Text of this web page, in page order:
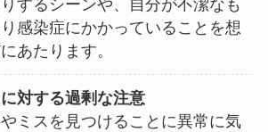
するシーンや、自分が不潔なも
感染症にかかっていることを想
あたります。
対する過剰な注意
ミスを見つけることに異常に気